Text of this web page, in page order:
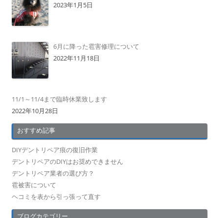
2023年1月5日
6月に降った雹害修理について
2022年11月18日
11/1～11/4まで臨時休業致します
2022年10月28日
おすすめ記事
DIYデントリペア痕の復旧作業
デントリペアのDIYはお奨めできません
デントリペア業者の選び方？
雹被害について
ヘコミを表から引っ張って直す
ブログカテゴリー